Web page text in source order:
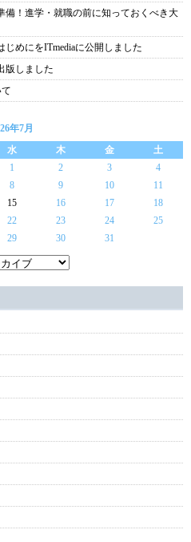
備！進学・就職の前に知っておくべき大
じめにをITmediaに公開しました
版しました
年7月
水 木 金
土
1
2 3
4
8 9 10
11
15 16 17
18
22 23 24
25
29 30 31